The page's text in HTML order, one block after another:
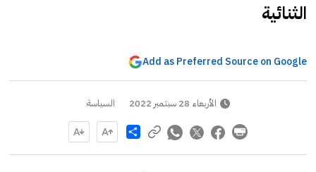
الثنائية
Add as Preferred Source on Google
الأربعاء 28 سبتمبر 2022 السياسة
Share